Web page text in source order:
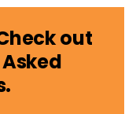
out